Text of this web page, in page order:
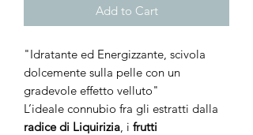
Add to Cart
"Idratante ed Energizzante, scivola
dolcemente sulla pelle con un
gradevole effetto velluto"
L’ideale connubio fra gli estratti dalla
radice di Liquirizia , i frutti